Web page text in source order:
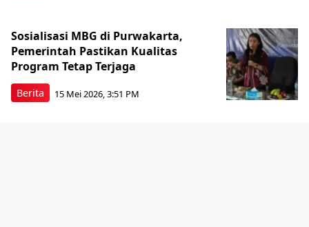
Berita
Sosialisasi MBG di Purwakarta,
Pemerintah Pastikan Kualitas
Program Tetap Terjaga
15 Mei 2026, 3:51 PM